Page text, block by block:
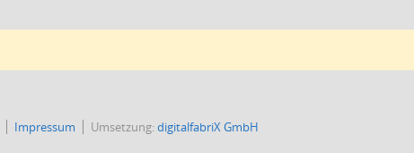
Impressum Umsetzung:digitalfabriX GmbH